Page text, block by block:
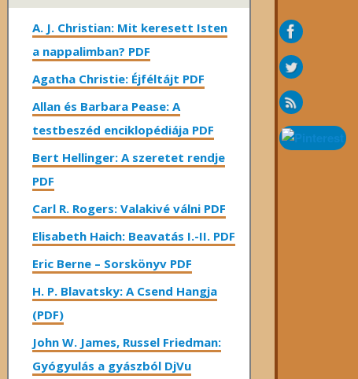
A. J. Christian: Mit keresett Isten
a nappalimban? PDF
Agatha Christie: Éjféltájt PDF
Allan és Barbara Pease: A
testbeszéd enciklopédiája PDF
Bert Hellinger: A ​szeretet rendje
PDF
Carl R. Rogers: Valakivé válni PDF
Elisabeth Haich: Beavatás I.-II. PDF
Eric Berne – Sorskönyv PDF
H. P. Blavatsky: A Csend Hangja
(PDF)
John W. James, Russel Friedman:
Gyógyulás a gyászból DjVu